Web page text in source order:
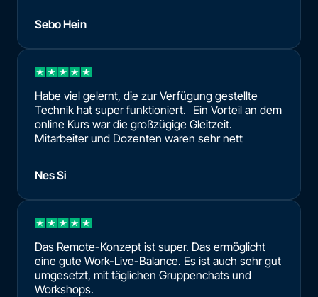
Sebo Hein
Habe viel gelernt, die zur Verfügung gestellte
Technik hat super funktioniert. Ein Vorteil an dem
online Kurs war die großzügige Gleitzeit.
Mitarbeiter und Dozenten waren sehr nett
Nes Si
Das Remote-Konzept ist super. Das ermöglicht
eine gute Work-Live-Balance. Es ist auch sehr gut
umgesetzt, mit täglichen Gruppenchats und
Workshops.